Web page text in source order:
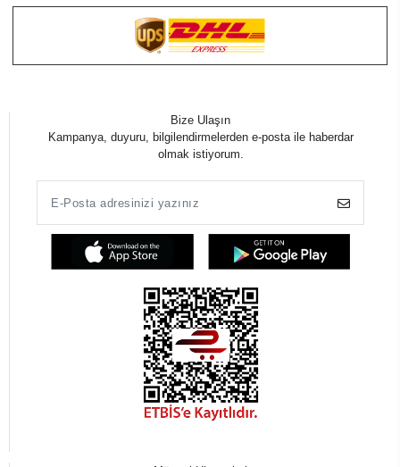
Bize Ulaşın
Kampanya, duyuru, bilgilendirmelerden e-posta ile haberdar
olmak istiyorum.